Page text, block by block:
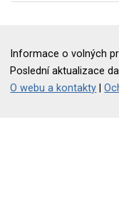
Informace o volných
Poslední aktualizace
O webu a kontakty |